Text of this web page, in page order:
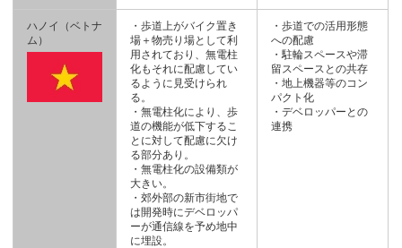
ハノイ（ベトナ
ム）
・歩道上がバイク置き
場＋物売り場として利
用されており、無電柱
化もそれに配慮してい
るように見受けられ
る。
・無電柱化により、歩
道の機能が低下するこ
とに対して配慮に欠け
る部分あり。
・無電柱化の設備類が
大きい。
・郊外部の新市街地で
は開発時にデベロッパ
ーが通信線を予め地中
に埋設。
・歩道での活用形態
への配慮
・駐輪スペースや滞
留スペースとの共存
・地上機器等のコン
パクト化
・デベロッパーとの
連携